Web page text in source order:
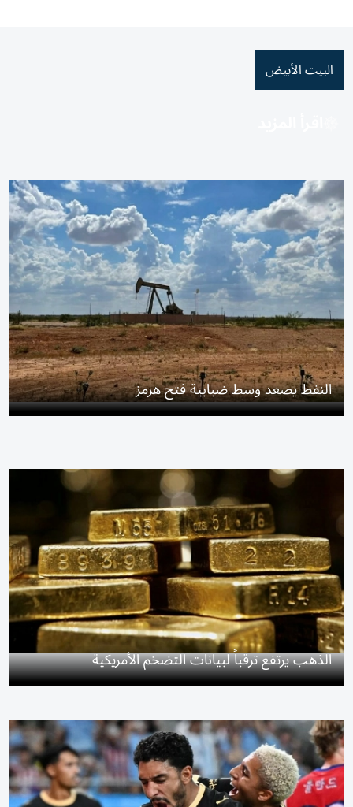
البيت الأبيض
النفط يصعد وسط ضبابية فتح هرمز
الذهب يرتفع ترقباً لبيانات التضخم الأمريكية